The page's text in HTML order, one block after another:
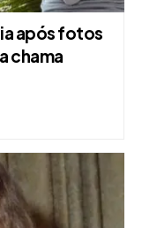
após fotos
chama